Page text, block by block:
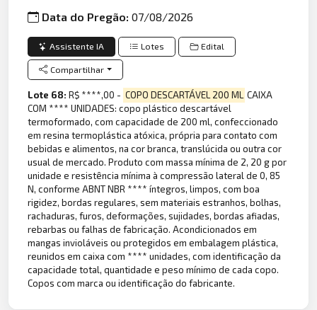
Data do Pregão:07/08/2026
Assistente IA Lotes Edital
Compartilhar
Lote 68:R$ ****,00 - COPO DESCARTÁVEL 200 ML CAIXA
COM **** UNIDADES: copo plástico descartável
termoformado, com capacidade de 200 ml, confeccionado
em resina termoplástica atóxica, própria para contato com
bebidas e alimentos, na cor branca, translúcida ou outra cor
usual de mercado. Produto com massa mínima de 2, 20 g por
unidade e resistência mínima à compressão lateral de 0, 85
N, conforme ABNT NBR **** íntegros, limpos, com boa
rigidez, bordas regulares, sem materiais estranhos, bolhas,
rachaduras, furos, deformações, sujidades, bordas afiadas,
rebarbas ou falhas de fabricação. Acondicionados em
mangas invioláveis ou protegidos em embalagem plástica,
reunidos em caixa com **** unidades, com identificação da
capacidade total, quantidade e peso mínimo de cada copo.
Copos com marca ou identificação do fabricante.